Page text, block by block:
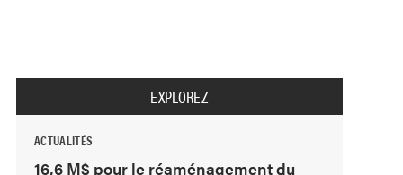
EXPLOREZ
ACTUALITÉS
16,6 M$ pour le réaménagement du